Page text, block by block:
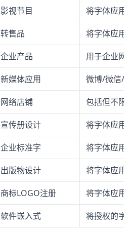
影视节目 将字体应用
转售品 将字体应用
企业产品 用于企业网
新媒体应用 微博/微信/
网络店铺 包括但不限
宣传册设计 将字体应用
企业标准字 将字体应用
出版物设计 将字体应用
商标LOGO注册 将字体应用
软件嵌入式
将授权的字